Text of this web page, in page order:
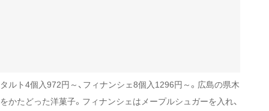
タルト4個入972円～、フィナンシェ8個入1296円～。広島の県木
をかたどった洋菓子。フィナンシェはメープルシュガーを入れ、